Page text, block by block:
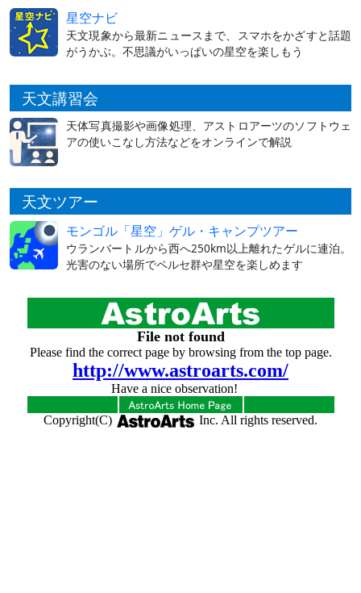
星空ナビ
天文現象から最新ニュースまで、スマホをかざすと話題
がうかぶ。不思議がいっぱいの星空を楽しもう
天文講習会
天体写真撮影や画像処理、アストロアーツのソフトウェ
アの使いこなし方法などをオンラインで解説
天文ツアー
モンゴル「星空」ゲル・キャンプツアー
ウランバートルから西へ250km以上離れたゲルに連泊。
光害のない場所でペルセ群や星空を楽しめます